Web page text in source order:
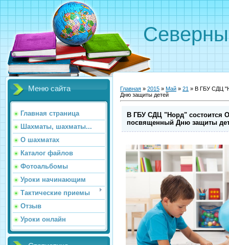
Меню сайта
Главная страница
Шахматы, шахматы...
О шахматах
Каталог файлов
Фотоальбомы
Уроки начинающим
Тактические приемы
Отзыв
Уроки онлайн
Главная » 2015 » Май » 21 » В ГБУ СДЦ
Дню защиты детей
В ГБУ СДЦ "Норд" состоится
посвященный Дню защиты